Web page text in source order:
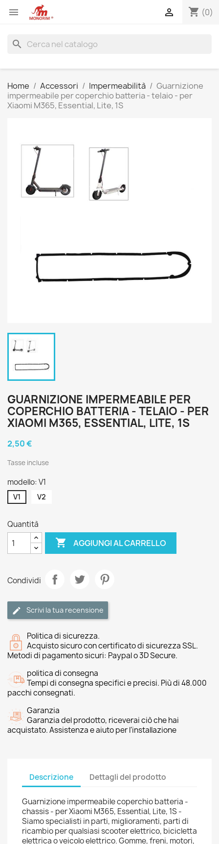
 shopping_cart (0)

search
Home Accessori Impermeabilità
Guarnizione
impermeabile per coperchio batteria - telaio - per
Xiaomi M365, Essential, Lite, 1S
GUARNIZIONE IMPERMEABILE PER
COPERCHIO BATTERIA - TELAIO - PER
XIAOMI M365, ESSENTIAL, LITE, 1S
2,50 €
Tasse incluse
modello: V1
V1 V2
Quantità
 AGGIUNGI AL CARRELLO
Condividi
Scrivi la tua recensione
Politica di sicurezza.
Acquisto sicuro con certificato di sicurezza SSL.
Metodi di pagamento sicuri: Paypal o 3D Secure.
politica di consegna
Tempi di consegna specifici e precisi. Più di 48.000
pacchi consegnati.
Garanzia
Garanzia del prodotto, riceverai ciò che hai
acquistato. Assistenza e aiuto per l'installazione
Descrizione Dettagli del prodotto
Guarnizione impermeabile coperchio batteria -
chassis - per Xiaomi M365, Essential, Lite, 1S -
Siamo specialisti in parti, miglioramenti, parti di
ricambio per qualsiasi scooter elettrico, bicicletta
elettrica o veicolo elettrico. Gomme, freni, motori,